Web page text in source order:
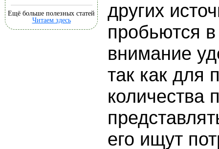
Ещё больше полезных статей
Читаем здесь
других
пробьются
внимание
так как для
количества
его ищут